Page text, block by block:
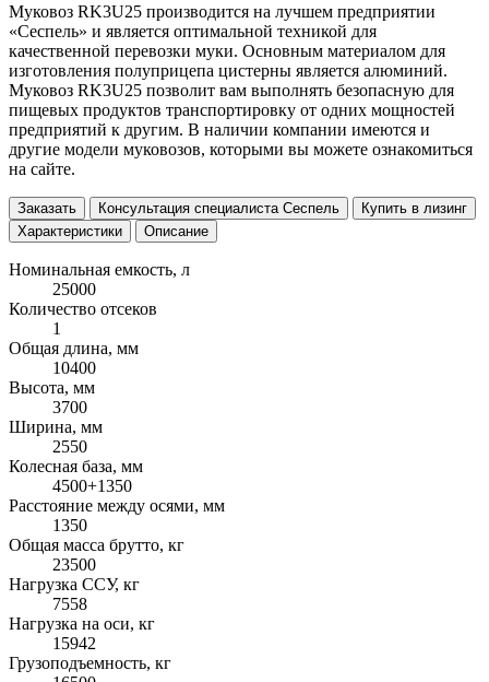
Муковоз RK3U25 производится на лучшем предприятии
«Сеспель» и является оптимальной техникой для
качественной перевозки муки. Основным материалом для
изготовления полуприцепа цистерны является алюминий.
Муковоз RK3U25 позволит вам выполнять безопасную для
пищевых продуктов транспортировку от одних мощностей
предприятий к другим. В наличии компании имеются и
другие модели муковозов, которыми вы можете ознакомиться
на сайте.
Заказать Консультация специалиста Сеспель
Купить в лизинг
Характеристики
Описание
Номинальная емкость, л
25000
Количество отсеков
1
Общая длина, мм
10400
Высота, мм
3700
Ширина, мм
2550
Колесная база, мм
4500+1350
Расстояние между осями, мм
1350
Общая масса брутто, кг
23500
Нагрузка ССУ, кг
7558
Нагрузка на оси, кг
15942
Грузоподъемность, кг